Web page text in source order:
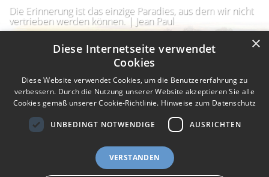
Die Erinnerung ist das einzige Paradies, aus dem wir nicht
vertrieben werden können. | Jean Paul
Nutzungsbedingungen Datenschutz
Barriere melden
Accessibility-Modus aktivieren
×
Diese Internetseite verwendet
Cookies
Diese Website verwendet Cookies, um die Benutzererfahrung zu
verbessern. Durch die Nutzung unserer Website akzeptieren Sie alle
Cookies gemäß unserer Cookie-Richtlinie. Hinweise zum Datenschutz
UNBEDINGT NOTWENDIGE AUSRICHTEN
VERSTANDEN